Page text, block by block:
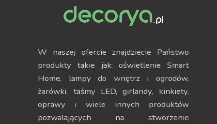
W naszej ofercie znajdziecie Państwo
produkty takie jak: oświetlenie Smart
Home, lampy do wnętrz i ogrodów,
żarówki, taśmy LED, girlandy, kinkiety,
oprawy i wiele innych produktów
pozwalających na stworzenie